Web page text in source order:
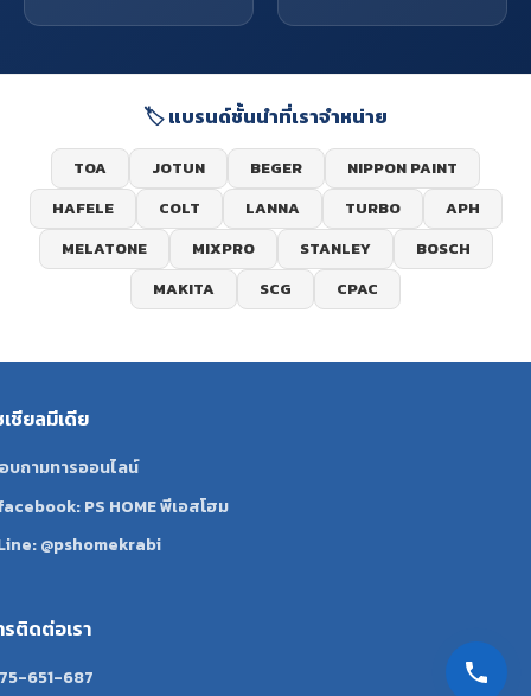
🏷️ แบรนด์ชั้นนำที่เราจำหน่าย
TOA JOTUN BEGER
NIPPON PAINT
HAFELE
COLT LANNA TURBO
APH
MELATONE
MIXPRO STANLEY
BOSCH
MAKITA
SCG CPAC
เชียลมีเดีย
บถามทารออนไลน์
PS HOME พีเอสโฮม
@pshomekrabi
รติดต่อเรา
651-687